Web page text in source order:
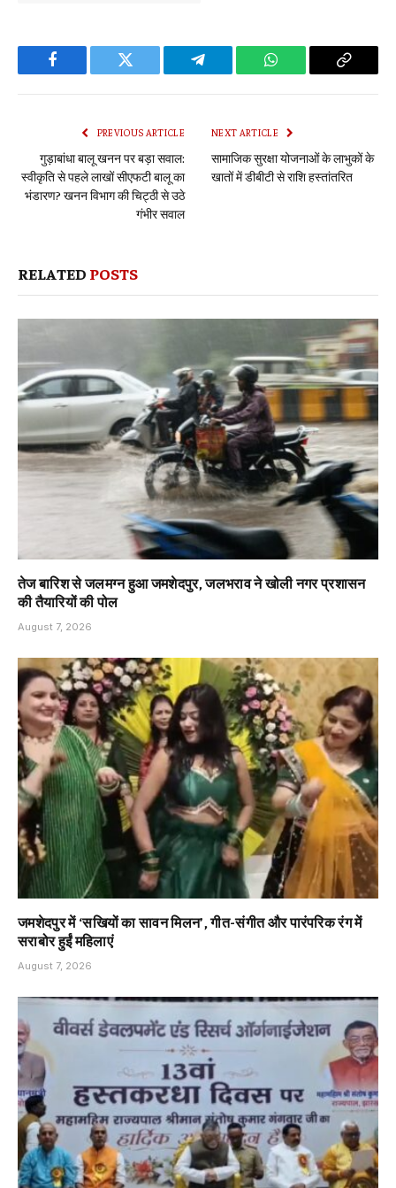
Facebook Twitter Telegram WhatsApp Copy
PREVIOUS ARTICLE
गुड़ाबांधा बालू खनन पर बड़ा सवाल:
स्वीकृति से पहले लाखों सीएफटी बालू का
भंडारण? खनन विभाग की चिट्ठी से उठे
गंभीर सवाल
NEXT ARTICLE
सामाजिक सुरक्षा योजनाओं के लाभुकों के
खातों में डीबीटी से राशि हस्तांतरित
RELATED POSTS
तेज बारिश से जलमग्न हुआ जमशेदपुर, जलभराव ने खोली नगर प्रशासन
की तैयारियों की पोल
August 7, 2026
जमशेदपुर में ‘सखियों का सावन मिलन’, गीत-संगीत और पारंपरिक रंग में
सराबोर हुईं महिलाएं
August 7, 2026